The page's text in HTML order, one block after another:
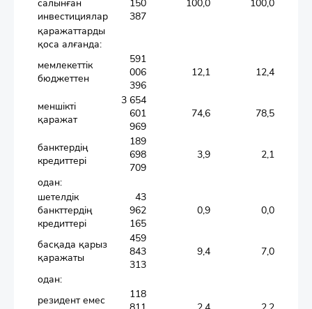
салынған
инвестициялар
150
387
100,0 100,0
қаражаттарды
қоса алғанда:
мемлекеттік
бюджеттен
591
006
396
12,1 12,4
меншікті
қаражат
3 654
601
969
74,6 78,5
банктердің
кредиттері
189
698
709
3,9 2,1
одан:
шетелдік
банкттердің
кредиттері
43
962
165
0,9 0,0
басқада қарыз
қаражаты
459
843
313
9,4 7,0
одан:
резидент емес
118